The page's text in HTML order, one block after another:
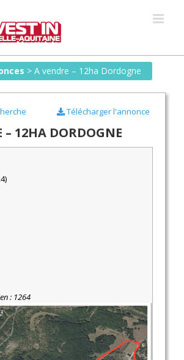
> A vendre – 12ha Dordogne
– 12HA DORDOGNE
Télécharger l'annonce
: 1264